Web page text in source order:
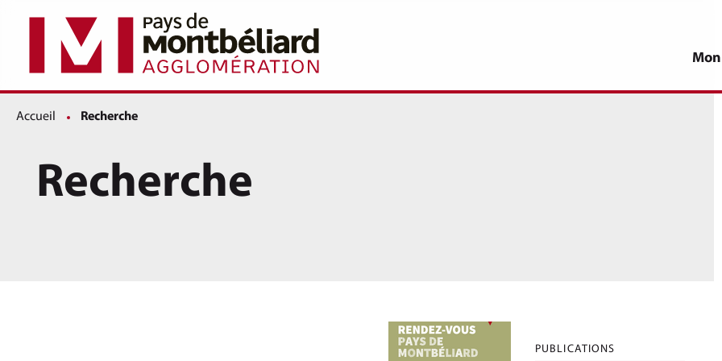
Accueil Page active :
Recherche
Recherche
PUBLICATIONS